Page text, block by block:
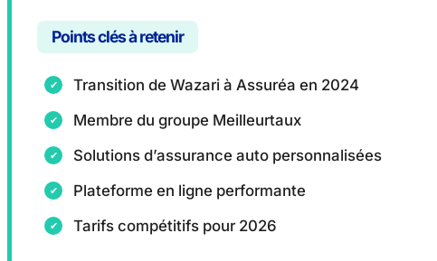
Points clés à retenir
Transition de Wazari à Assuréa en 2024
Membre du groupe Meilleurtaux
Solutions d’assurance auto personnalisées
Plateforme en ligne performante
Tarifs compétitifs pour 2026